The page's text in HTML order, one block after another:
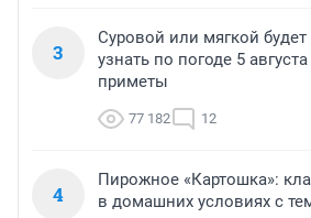
3
Суровой или мягкой
узнать по погоде 5
приметы
77 182 12
4
Пирожное «Картошка»:
в домашних условиях с